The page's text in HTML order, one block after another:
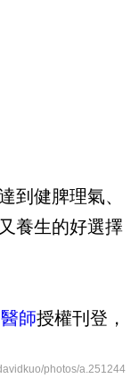
到健脾理氣、
養生的好選擇
師授權刊登，
photos/a.251244